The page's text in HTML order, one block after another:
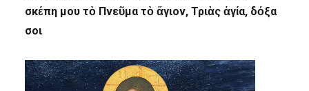
σκέπη μου τὸ Πνεῦμα τὸ ἅγιον, Τριὰς ἁγία, δόξα
σοι